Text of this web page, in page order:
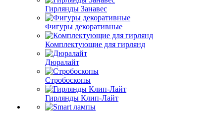
Гирлянды Занавес
Фигуры декоративные
Комплектующие для гирлянд
Дюралайт
Стробоскопы
Гирлянды Клип-Лайт